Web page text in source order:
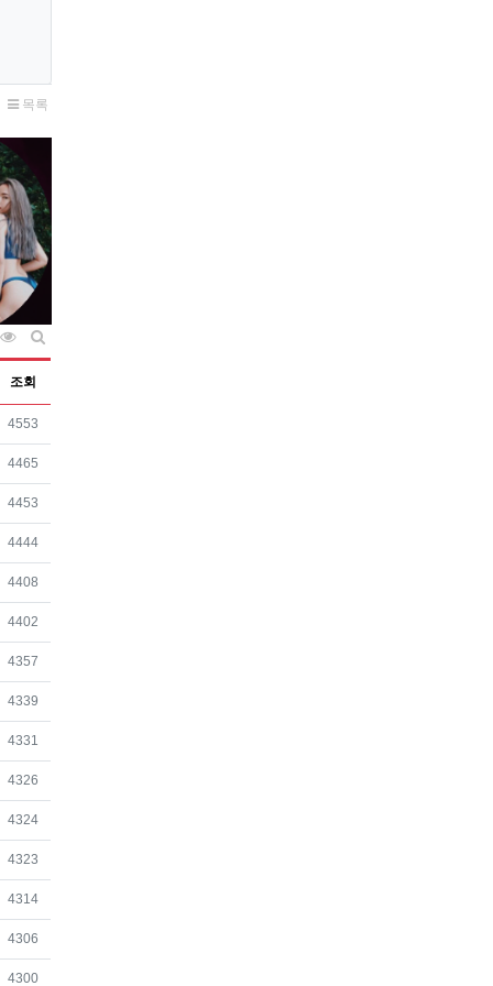
목록
조회순 정렬
게시판 검색
조회
조회
4553
조회
4465
조회
4453
조회
4444
조회
4408
조회
4402
조회
4357
조회
4339
조회
4331
조회
4326
조회
4324
조회
4323
조회
4314
조회
4306
조회
4300